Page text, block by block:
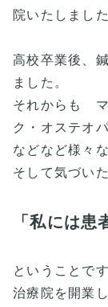
院いたしました
高校卒業後、
ました。
それからも マ
ク・オステオ
などなど様々
そして気づい
「私には患
ということで
治療院を開業